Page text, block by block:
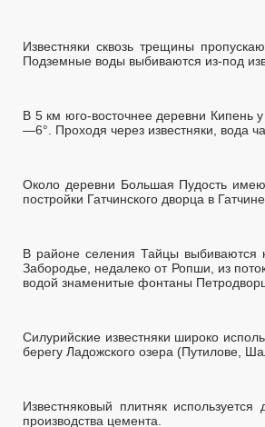
Известняки сквозь трещины
Подземные воды выбиваются из-под
В 5 км юго-восточнее деревни Кипень
—6°. Проходя через известняки, вода
Около деревни Большая Пудость
постройки Гатчинского дворца в
В районе селения Тайцы выбиваются
Забородье, недалеко от Ропши, из
водой знаменитые фонтаны
Силурийские известняки широко
берегу Ладожского озера (Путилове,
Известняковый плитняк
производства цемента.